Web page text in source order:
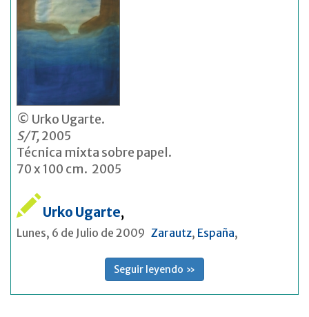
© Urko Ugarte.
S/T,2005
Técnica mixta sobre papel.
70 x 100 cm. 2005
Urko Ugarte,
Lunes, 6 de Julio de 2009 Zarautz, España,
Seguir leyendo »